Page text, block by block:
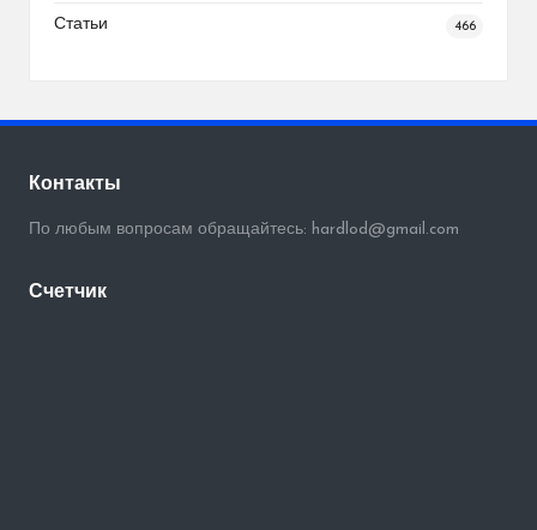
Статьи 466
Контакты
По любым вопросам обращайтесь: hardlod@gmail.com
Счетчик